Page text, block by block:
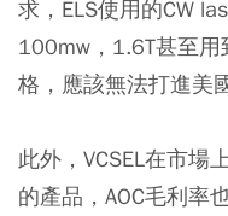
求，ELS使用的CW
100mw，1.6T甚至
格，應該無法打進美
此外，VCSEL在市場
的產品，AOC毛利率